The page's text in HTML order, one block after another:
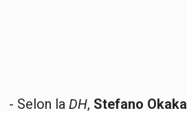
- Selon la DH, Stefano Okaka